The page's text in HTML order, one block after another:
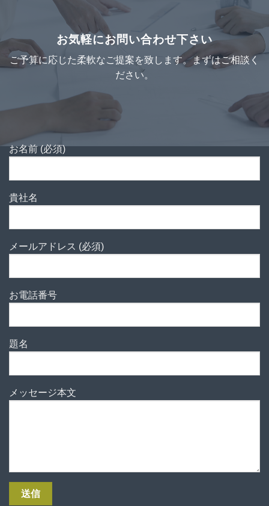
お気軽にお問い合わせ下さい
ご予算に応じた柔軟なご提案を致します。まずはご相談く
ださい。
お名前 (必須)
貴社名
メールアドレス (必須)
お電話番号
題名
メッセージ本文